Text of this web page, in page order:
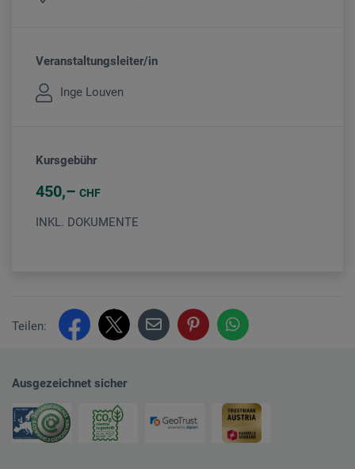
Veranstaltungsleiter/in
Inge Louven
Kursgebühr
450 CHF
INKL. DOKUMENTE
Teilen:
Ausgezeichnet sicher